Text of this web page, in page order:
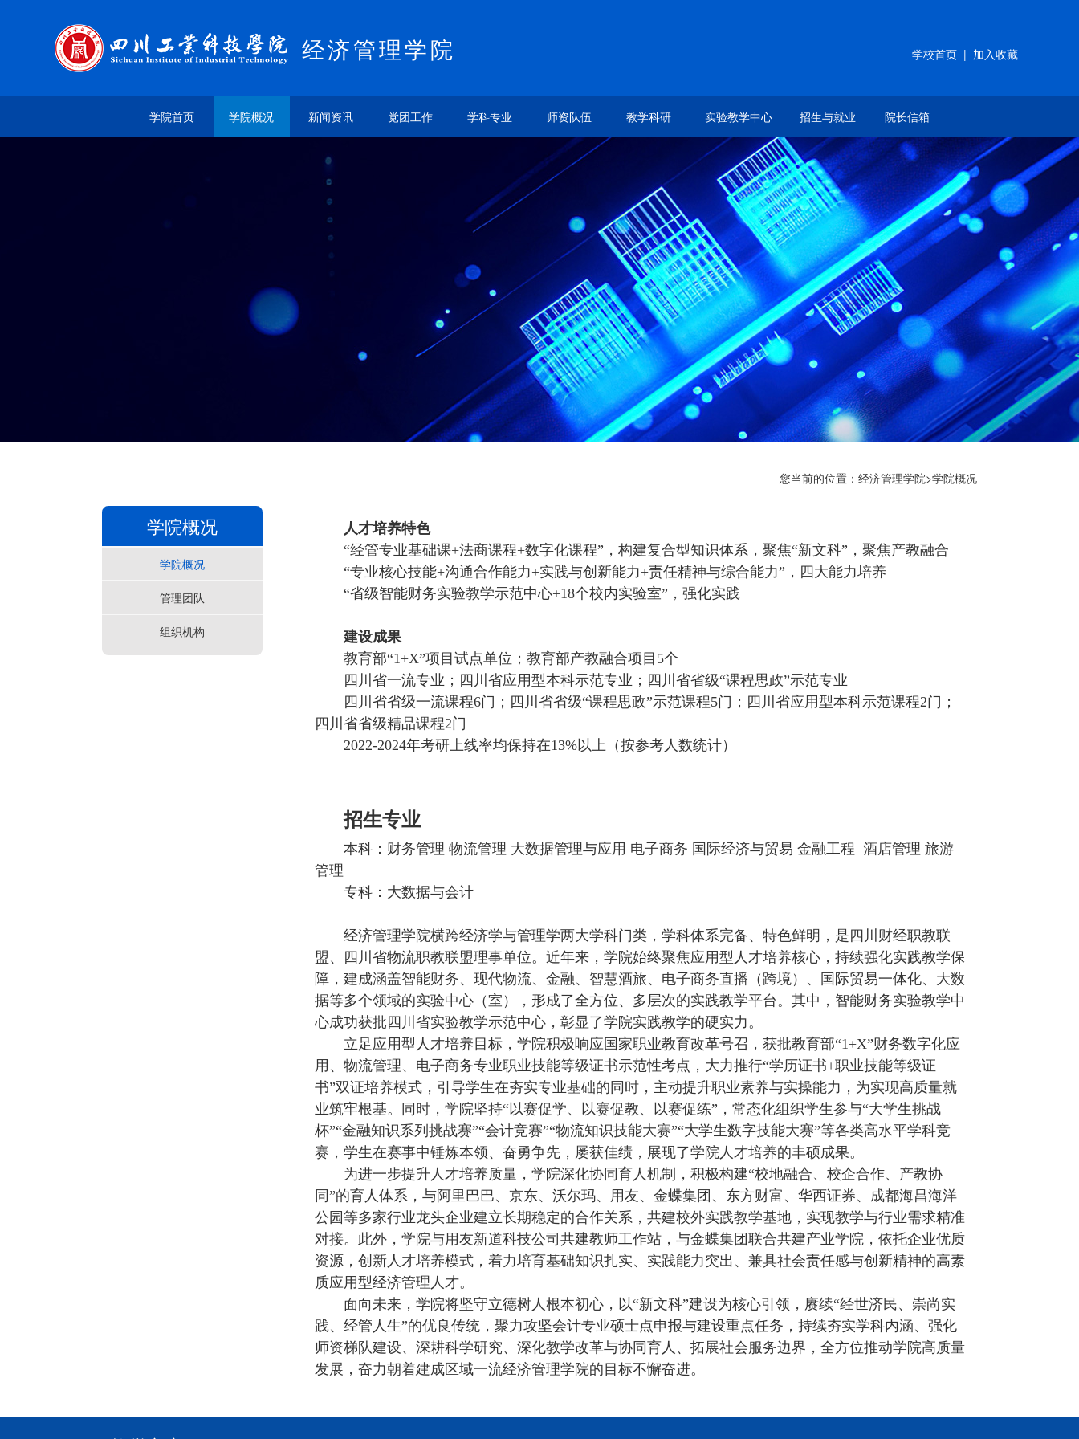
经济管理学院 学校首页 | 加入收藏
学院首页 学院概况 新闻资讯 党团工作 学科专业 师资队伍 教学科研 实验教学中心 招生与就业 院长信箱
您当前的位置： 经济管理学院>学院概况
学院概况
学院概况
管理团队
组织机构
人才培养特色
“经管专业基础课+法商课程+数字化课程”，构建复合型知识体系，聚焦“新文科”，聚焦产教融合
“专业核心技能+沟通合作能力+实践与创新能力+责任精神与综合能力”，四大能力培养
“省级智能财务实验教学示范中心+18个校内实验室”，强化实践
建设成果
教育部“1+X”项目试点单位；教育部产教融合项目5个
四川省一流专业；四川省应用型本科示范专业；四川省省级“课程思政”示范专业
四川省省级一流课程6门；四川省省级“课程思政”示范课程5门；四川省应用型本科示范课程2门；
四川省省级精品课程2门
2022-2024年考研上线率均保持在13%以上（按参考人数统计）
招生专业
本科：财务管理 物流管理 大数据管理与应用 电子商务 国际经济与贸易 金融工程 酒店管理 旅游
管理
专科：大数据与会计
经济管理学院横跨经济学与管理学两大学科门类，学科体系完备、特色鲜明，是四川财经职教联
盟、四川省物流职教联盟理事单位。近年来，学院始终聚焦应用型人才培养核心，持续强化实践教学保
障，建成涵盖智能财务、现代物流、金融、智慧酒旅、电子商务直播（跨境）、国际贸易一体化、大数
据等多个领域的实验中心（室），形成了全方位、多层次的实践教学平台。其中，智能财务实验教学中
心成功获批四川省实验教学示范中心，彰显了学院实践教学的硬实力。
立足应用型人才培养目标，学院积极响应国家职业教育改革号召，获批教育部“1+X”财务数字化应
用、物流管理、电子商务专业职业技能等级证书示范性考点，大力推行“学历证书+职业技能等级证
书”双证培养模式，引导学生在夯实专业基础的同时，主动提升职业素养与实操能力，为实现高质量就
业筑牢根基。同时，学院坚持“以赛促学、以赛促教、以赛促练”，常态化组织学生参与“大学生挑战
杯”“金融知识系列挑战赛”“会计竞赛”“物流知识技能大赛”“大学生数字技能大赛”等各类高水平学科竞
赛，学生在赛事中锤炼本领、奋勇争先，屡获佳绩，展现了学院人才培养的丰硕成果。
为进一步提升人才培养质量，学院深化协同育人机制，积极构建“校地融合、校企合作、产教协
同”的育人体系，与阿里巴巴、京东、沃尔玛、用友、金蝶集团、东方财富、华西证券、成都海昌海洋
公园等多家行业龙头企业建立长期稳定的合作关系，共建校外实践教学基地，实现教学与行业需求精准
对接。此外，学院与用友新道科技公司共建教师工作站，与金蝶集团联合共建产业学院，依托企业优质
资源，创新人才培养模式，着力培育基础知识扎实、实践能力突出、兼具社会责任感与创新精神的高素
质应用型经济管理人才。
面向未来，学院将坚守立德树人根本初心，以“新文科”建设为核心引领，赓续“经世济民、崇尚实
践、经管人生”的优良传统，聚力攻坚会计专业硕士点申报与建设重点任务，持续夯实学科内涵、强化
师资梯队建设、深耕科学研究、深化教学改革与协同育人、拓展社会服务边界，全方位推动学院高质量
发展，奋力朝着建成区域一流经济管理学院的目标不懈奋进。